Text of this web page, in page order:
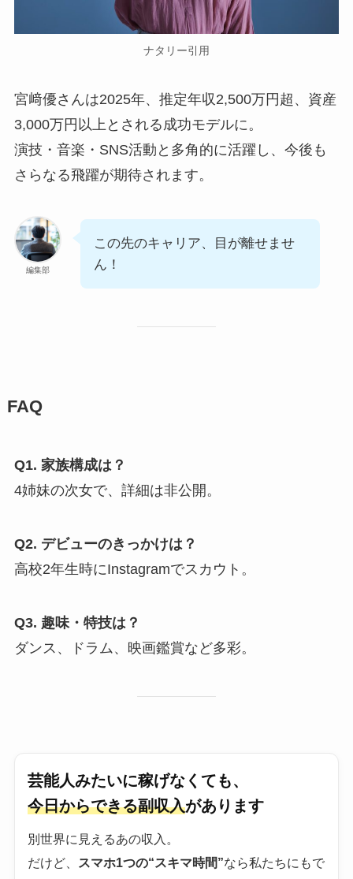
ナタリー引用
宮﨑優さんは2025年、推定年収2,500万円超、資産
3,000万円以上とされる成功モデルに。
演技・音楽・SNS活動と多角的に活躍し、今後も
さらなる飛躍が期待されます。
編集部
この先のキャリア、目が離せませ
ん！
FAQ
Q1. 家族構成は？
4姉妹の次女で、詳細は非公開。
Q2. デビューのきっかけは？
高校2年生時にInstagramでスカウト。
Q3. 趣味・特技は？
ダンス、ドラム、映画鑑賞など多彩。
芸能人みたいに稼げなくても、
今日からできる副収入があります
別世界に見えるあの収入。
だけど、 スマホ1つの“スキマ時間”なら私たちにもで